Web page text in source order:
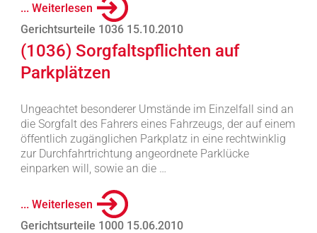
... Weiterlesen
Gerichtsurteile 1036 15.10.2010
(1036) Sorgfaltspflichten auf
Parkplätzen
Ungeachtet besonderer Umstände im Einzelfall sind an
die Sorgfalt des Fahrers eines Fahrzeugs, der auf einem
öffentlich zugänglichen Parkplatz in eine rechtwinklig
zur Durchfahrtrichtung angeordnete Parklücke
einparken will, sowie an die …
... Weiterlesen
Gerichtsurteile 1000 15.06.2010